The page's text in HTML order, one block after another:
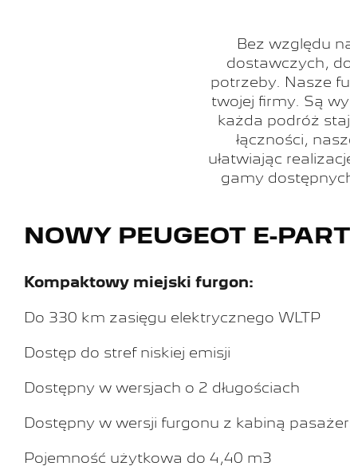
Bez względu
dostawczych,
potrzeby. Nasze
twojej firmy. Są
każda podróż
łączności,
ułatwiając
gamy
NOWY PEUGEOT E-
Kompaktowy miejski furgon:
Do 330 km zasięgu elektrycznego WLTP
Dostęp do stref niskiej emisji
Dostępny w wersjach o 2 długościach
Dostępny w wersji furgonu z kabiną
Pojemność użytkowa do 4,40 m3